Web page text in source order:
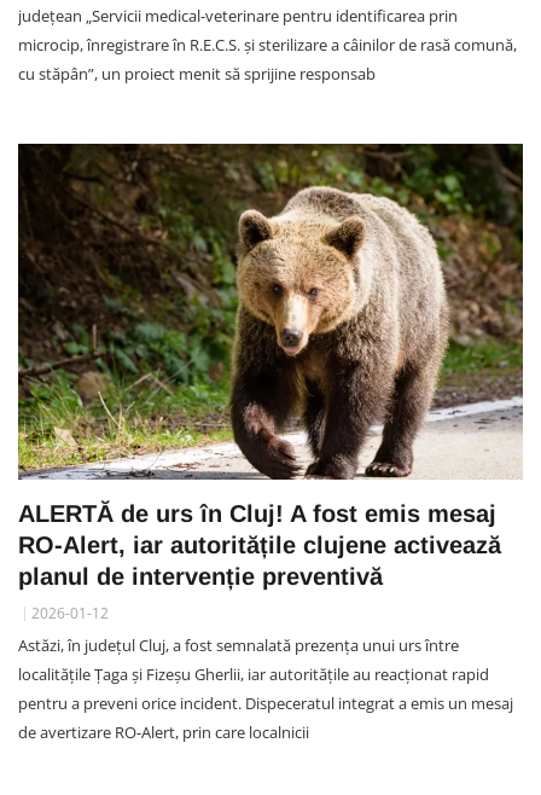
județean „Servicii medical-veterinare pentru identificarea prin
microcip, înregistrare în R.E.C.S. și sterilizare a câinilor de rasă comună,
cu stăpân”, un proiect menit să sprijine responsab
ALERTĂ de urs în Cluj! A fost emis mesaj
RO-Alert, iar autoritățile clujene activează
planul de intervenție preventivă
2026-01-12
Astăzi, în județul Cluj, a fost semnalată prezența unui urs între
localitățile Țaga și Fizeșu Gherlii, iar autoritățile au reacționat rapid
pentru a preveni orice incident. Dispeceratul integrat a emis un mesaj
de avertizare RO-Alert, prin care localnicii